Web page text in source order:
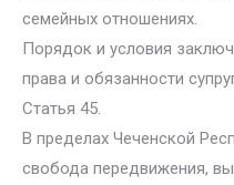
семейных отношениях.
Порядок и условия
права и обязанности
Статья 45.
В пределах Чеченской
свобода передвижения,